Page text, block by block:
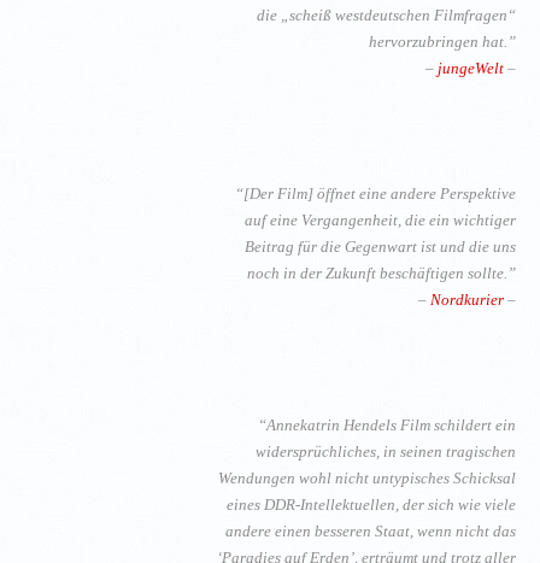
die „scheiß westdeutschen Filmfragen“
hervorzubringen hat.”
– jungeWelt –
“[Der Film] öffnet eine andere Perspektive
auf eine Vergangenheit, die ein wichtiger
Beitrag für die Gegenwart ist und die uns
noch in der Zukunft beschäftigen sollte.”
– Nordkurier –
“Annekatrin Hendels Film schildert ein
widersprüchliches, in seinen tragischen
Wendungen wohl nicht untypisches Schicksal
eines DDR-Intellektuellen, der sich wie viele
andere einen besseren Staat, wenn nicht das
‘Paradies auf Erden’, erträumt und trotz aller